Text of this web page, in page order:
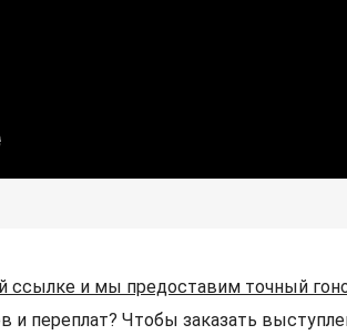
ссылке и мы предоставим точный
переплат? Чтобы заказать